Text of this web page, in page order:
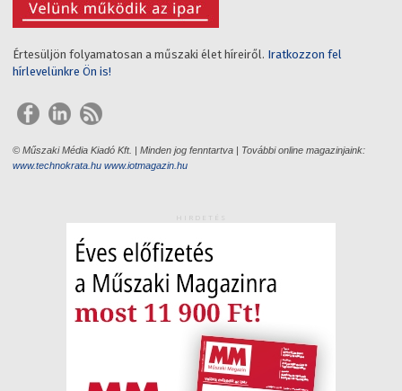
Értesüljön folyamatosan a műszaki élet híreiről. Iratkozzon fel
hírlevelünkre Ön is!
© Műszaki Média Kiadó Kft. | Minden jog fenntartva | További online magazinjaink:
www.technokrata.hu www.iotmagazin.hu
HIRDETÉS